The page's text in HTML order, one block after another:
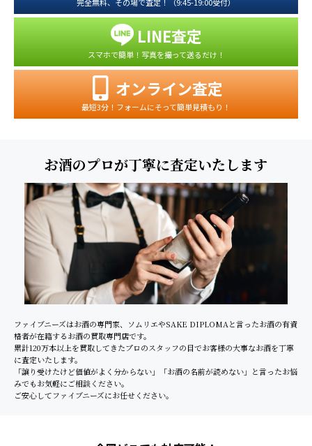
LINE査定
スマホで簡単！写真を撮って送るだけ！
オンライン査定
最短3分！フォームにそって簡単見積もり！
お酒のプロが丁寧に査定いたします
ファイブニーズはお酒の専門家、ソムリエやSAKE DIPLOMAと言ったお酒の有資
格者が在籍するお酒の買取専門店です。
累計120万本以上を買取してきたプロのスタッフの目でお客様の大事なお酒を丁寧
に査定いたします。
「譲り受けたけど価値がよく分からない」「お酒の名前が読めない」と言ったお悩
みでもお気軽にご相談ください。
ご安心してファイブニーズにお任せください。